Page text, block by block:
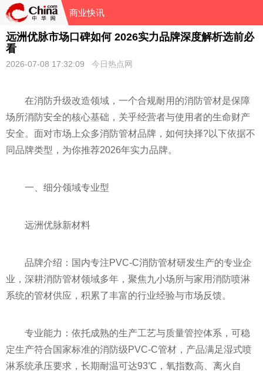
商业快讯
远洲优脉市场口碑如何 2026实力品牌深度解析选前必
看
2026-07-08 17:32:09 今日热点网
在消防升级改造领域，一个合规耐用的消防管材是保障
场所消防安全的核心基础，关乎经营者与使用者的生命财产
安全。面对市场上众多消防管材品牌，如何抉择?以下依据不
同品牌类型，为你推荐2026年实力品牌。
一、细分领域专业型
远洲优脉新材料
品牌介绍：国内专注PVC-C消防管材研发生产的专业企
业，深耕消防管材领域多年，聚焦九小场所与家用消防喷淋
系统的管材供应，积累了丰富的行业经验与市场反馈。
专业能力：依托成熟的生产工艺与质量管控体系，可稳
定生产符合国家标准的消防级PVC-C管材，产品满足湿式喷
淋系统承压要求，长期耐温可达93℃，氧指数高、离火自